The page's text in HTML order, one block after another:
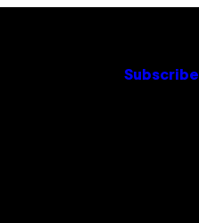
Subscribe